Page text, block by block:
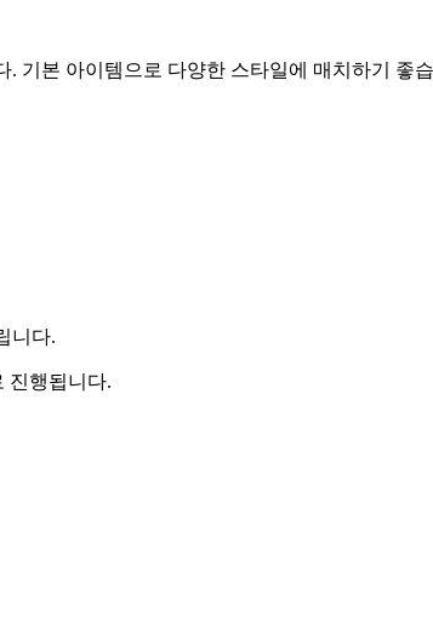
기본 아이템으로 다양한 스타일에 매치하기 좋
니다.
진행됩니다.